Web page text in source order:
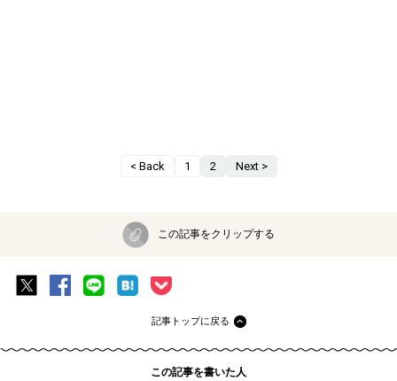
< Back 1 2 Next >
この記事をクリップする
記事トップに戻る
この記事を書いた人